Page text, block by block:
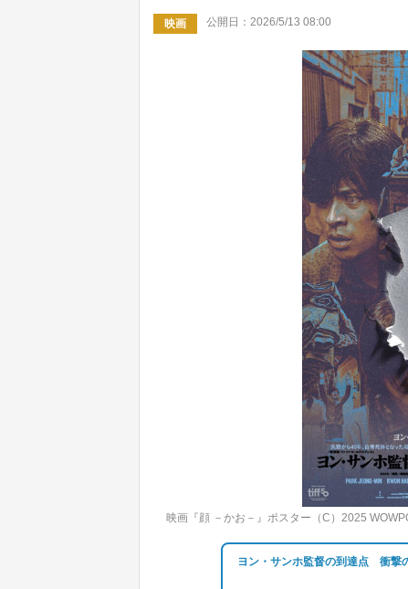
映画 公開日：2026/5/13 08:00
映画『顔 －かお－』ポスター（C）2025
ヨン・サンホ監督の到達点 衝撃